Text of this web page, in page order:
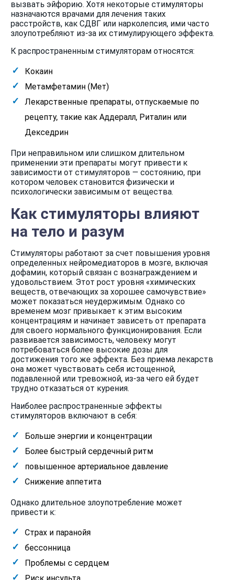
вызвать эйфорию. Хотя некоторые стимуляторы
назначаются врачами для лечения таких
расстройств, как СДВГ или нарколепсия, ими часто
злоупотребляют из-за их стимулирующего эффекта.
К распространенным стимуляторам относятся:
Кокаин
Метамфетамин (Мет)
Лекарственные препараты, отпускаемые по
рецепту, такие как Аддералл, Риталин или
Декседрин
При неправильном или слишком длительном
применении эти препараты могут привести к
зависимости от стимуляторов — состоянию, при
котором человек становится физически и
психологически зависимым от вещества.
Как стимуляторы влияют
на тело и разум
Стимуляторы работают за счет повышения уровня
определенных нейромедиаторов в мозге, включая
дофамин, который связан с вознаграждением и
удовольствием. Этот рост уровня «химических
веществ, отвечающих за хорошее самочувствие»
может показаться неудержимым. Однако со
временем мозг привыкает к этим высоким
концентрациям и начинает зависеть от препарата
для своего нормального функционирования. Если
развивается зависимость, человеку могут
потребоваться более высокие дозы для
достижения того же эффекта. Без приема лекарств
она может чувствовать себя истощенной,
подавленной или тревожной, из-за чего ей будет
трудно отказаться от курения.
Наиболее распространенные эффекты
стимуляторов включают в себя:
Больше энергии и концентрации
Более быстрый сердечный ритм
повышенное артериальное давление
Снижение аппетита
Однако длительное злоупотребление может
привести к:
Страх и паранойя
бессонница
Проблемы с сердцем